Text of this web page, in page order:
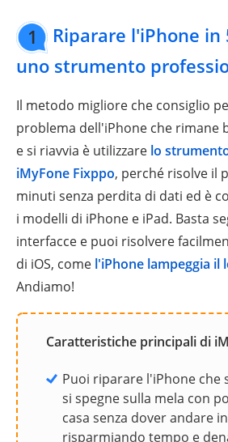
1
Riparare l'iPhone
uno strumento
Il metodo migliore che consiglio
problema dell'iPhone che rimane
e si riavvia è utilizzare lo
iMyFone Fixppo, perché risolve il
minuti senza perdita di dati ed è
i modelli di iPhone e iPad. Basta
interfacce e puoi risolvere
di iOS, come l'iPhone lampeggia il
Andiamo!
Caratteristiche principali di
Puoi riparare l'iPhone che
si spegne sulla mela con
casa senza dover andare
risparmiando tempo e